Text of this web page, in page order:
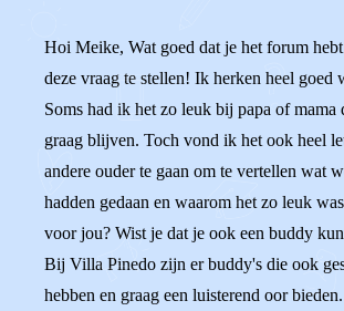
Hoi Meike, Wat goed dat je het forum
deze vraag te stellen! Ik herken heel goed
Soms had ik het zo leuk bij papa of
graag blijven. Toch vond ik het ook heel
andere ouder te gaan om te vertellen wat
hadden gedaan en waarom het zo leuk
voor jou? Wist je dat je ook een buddy
Bij Villa Pinedo zijn er buddy's die ook
hebben en graag een luisterend oor